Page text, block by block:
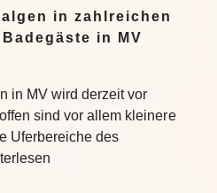
in zahlreichen
in MV
in MV wird derzeit vor
sind vor allem kleinere
Uferbereiche des